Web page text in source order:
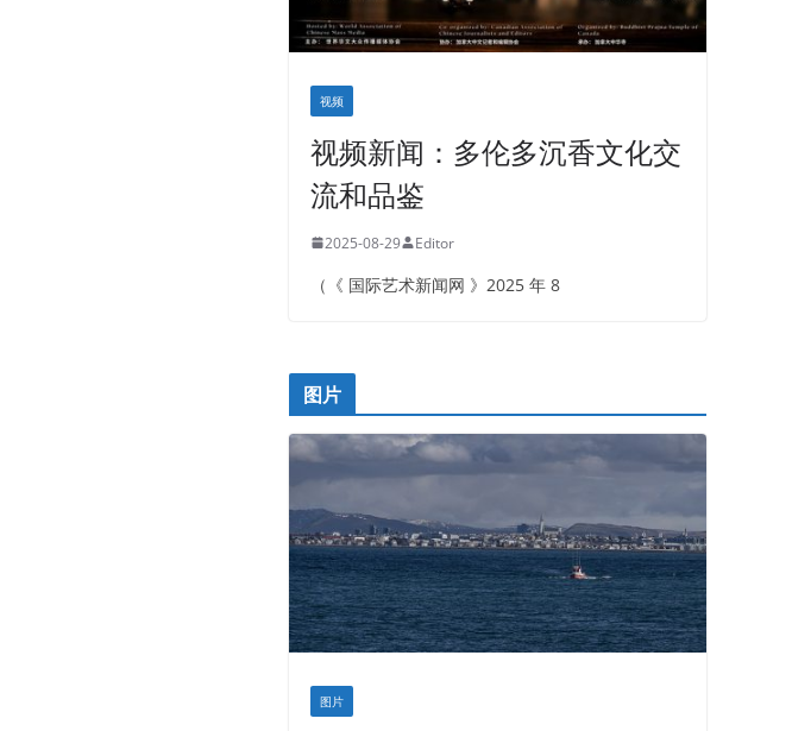
视频
视频新闻：多伦多沉香文化交
流和品鉴
2025-08-29 Editor
（《 国际艺术新闻网 》2025 年 8
图片
图片